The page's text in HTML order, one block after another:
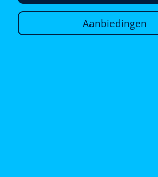
Aanbiedingen